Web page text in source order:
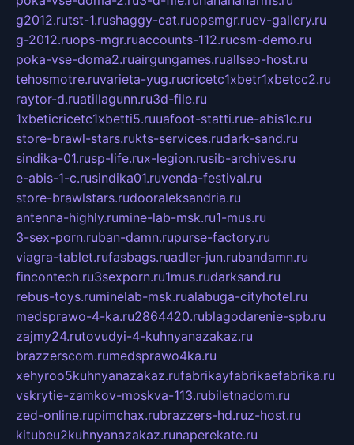
g2012.rutst-1.rushaggy-cat.ruopsmgr.ruev-gallery.ru
g-2012.ruops-mgr.ruaccounts-112.rucsm-demo.ru
poka-vse-doma2.ruairgungames.ruallseo-host.ru
tehosmotre.ruvarieta-yug.rucricetc1xbetr1xbetcc2.ru
raytor-d.ruatillagunn.ru3d-file.ru
1xbeticricetc1xbetti5.ruuafoot-statti.rue-abis1c.ru
store-brawl-stars.rukts-services.rudark-sand.ru
sindika-01.rusp-life.rux-legion.rusib-archives.ru
e-abis-1-c.rusindika01.ruvenda-festival.ru
store-brawlstars.rudooraleksandria.ru
antenna-highly.rumine-lab-msk.ru1-mus.ru
3-sex-porn.ruban-damn.rupurse-factory.ru
viagra-tablet.rufasbags.ruadler-jun.rubandamn.ru
fincontech.ru3sexporn.ru1mus.rudarksand.ru
rebus-toys.ruminelab-msk.rualabuga-cityhotel.ru
medsprawo-4-ka.ru2864420.rublagodarenie-spb.ru
zajmy24.rutovudyi-4-kuhnyanazakaz.ru
brazzerscom.rumedsprawo4ka.ru
xehyroo5kuhnyanazakaz.rufabrikayfabrikaefabrika.ru
vskrytie-zamkov-moskva-113.rubiletnadom.ru
zed-online.rupimchax.rubrazzers-hd.ruz-host.ru
kitubeu2kuhnyanazakaz.runaperekate.ru